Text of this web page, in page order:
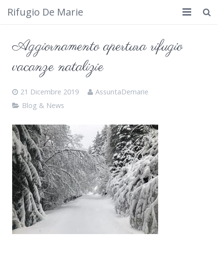
Rifugio De Marie
Dove siamo
Cosa fare
Calendario
Foto
Cimbergo da vedere
Contatti
Aggiornamento apertura rifugio
vacanze natalizie
21 Dicembre 2019
AssuntaDemarie
Blog & News